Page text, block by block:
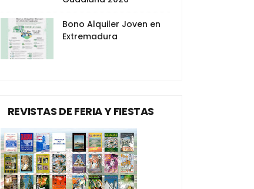
Bono Alquiler Joven en
Extremadura
REVISTAS DE FERIA Y FIESTAS